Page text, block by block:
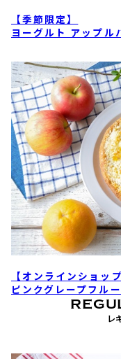
【季節限定】
ヨーグルト アップル
【オンラインショッ
ピンクグレープフル
レ